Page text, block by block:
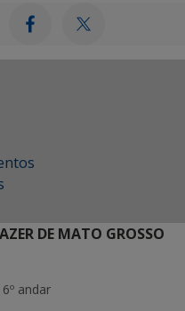
DE MATO GROSSO
andar